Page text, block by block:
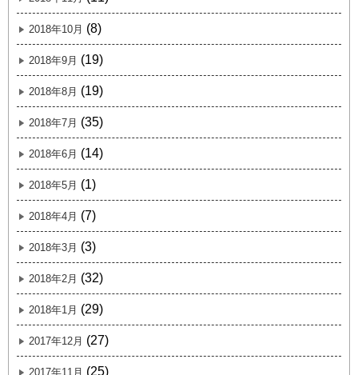
2018年10月 (8)
2018年9月 (19)
2018年8月 (19)
2018年7月 (35)
2018年6月 (14)
2018年5月 (1)
2018年4月 (7)
2018年3月 (3)
2018年2月 (32)
2018年1月 (29)
2017年12月 (27)
2017年11月 (25)